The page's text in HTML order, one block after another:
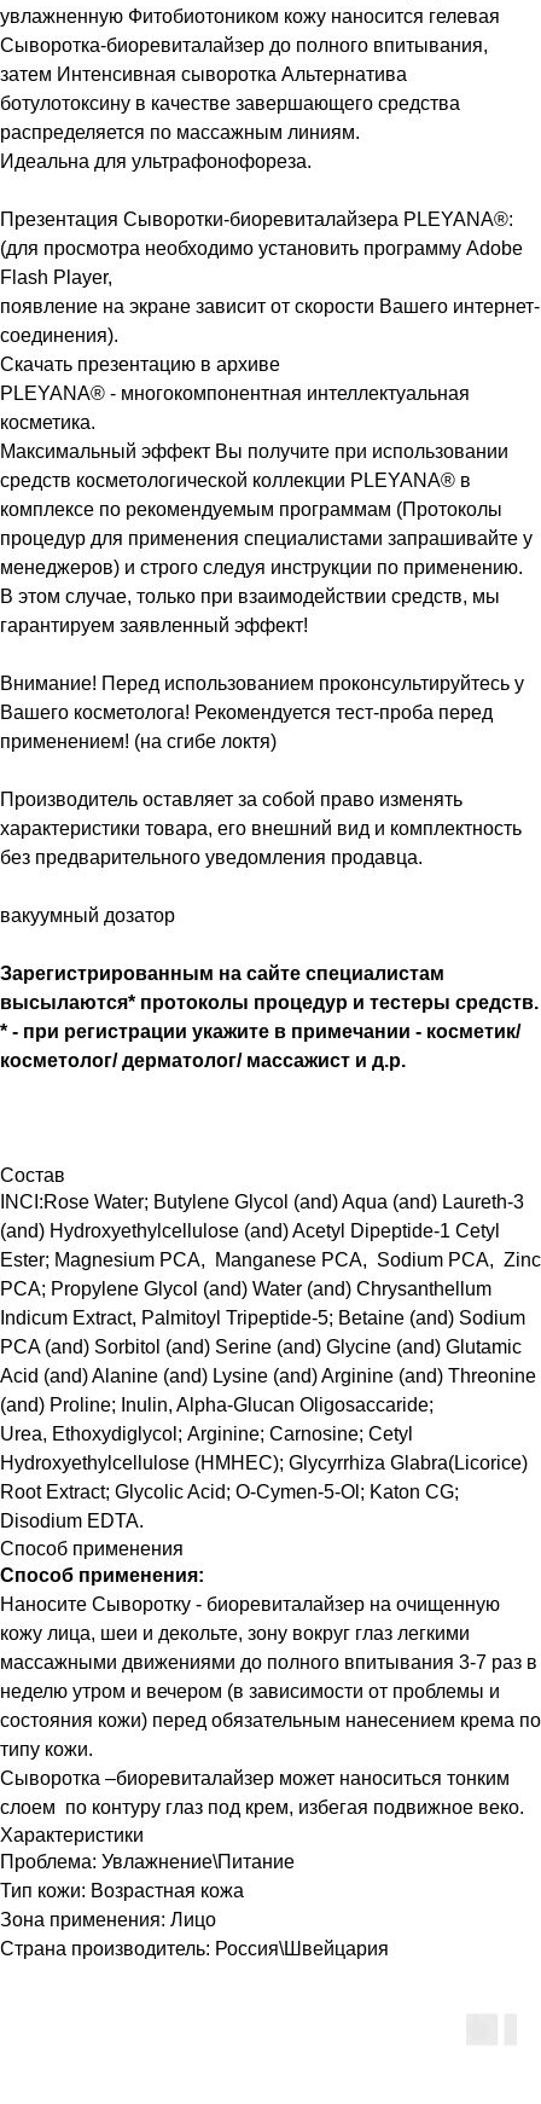
увлажненную Фитобиотоником кожу наносится гелевая
Сыворотка-биоревиталайзер до полного впитывания,
затем Интенсивная сыворотка Альтернатива
ботулотоксину в качестве завершающего средства
распределяется по массажным линиям.
Идеальна для ультрафонофореза.
Презентация Сыворотки-биоревиталайзера PLEYANA®:
(для просмотра необходимо установить программу Adobe
Flash Player,
появление на экране зависит от скорости Вашего интернет-
соединения).
Скачать презентацию в архиве
PLEYANA® - многокомпонентная интеллектуальная
косметика.
Максимальный эффект Вы получите при использовании
средств косметологической коллекции PLEYANA® в
комплексе по рекомендуемым программам (Протоколы
процедур для применения специалистами запрашивайте у
менеджеров) и строго следуя инструкции по применению.
В этом случае, только при взаимодействии средств, мы
гарантируем заявленный эффект!
Внимание! Перед использованием проконсультируйтесь у
Вашего косметолога! Рекомендуется тест-проба перед
применением! (на сгибе локтя)
Производитель оставляет за собой право изменять
характеристики товара, его внешний вид и комплектность
без предварительного уведомления продавца.
вакуумный дозатор
Зарегистрированным на сайте специалистам
высылаются* протоколы процедур и тестеры средств.
* - при регистрации укажите в примечании - косметик/
косметолог/ дерматолог/ массажист и д.р.
Состав
INCI:Rose Water; Butylene Glycol (and) Aqua (and) Laureth-3
(and) Hydroxyethylcellulose (and) Acetyl Dipeptide-1 Cetyl
Ester; Magnesium PCA, Manganese PCA, Sodium PCA, Zinc
PCA; Propylene Glycol (and) Water (and) Chrysanthellum
Indicum Extract, Palmitoyl Tripeptide-5; Betaine (and) Sodium
PCA (and) Sorbitol (and) Serine (and) Glycine (and) Glutamic
Acid (and) Alanine (and) Lysine (and) Arginine (and) Threonine
(and) Proline; Inulin, Alpha-Glucan Oligosaccaride;
Urea, Ethoxydiglycol; Arginine; Carnosine; Cetyl
Hydroxyethylcellulose (HMHEC); Glycyrrhiza Glabra(Licorice)
Root Extract; Glycolic Acid; O-Cymen-5-Ol; Katon CG;
Disodium EDTA.
Способ применения
Способ применения:
Наносите Сыворотку - биоревиталайзер на очищенную
кожу лица, шеи и декольте, зону вокруг глаз легкими
массажными движениями до полного впитывания 3-7 раз в
неделю утром и вечером (в зависимости от проблемы и
состояния кожи) перед обязательным нанесением крема по
типу кожи.
Сыворотка –биоревиталайзер может наноситься тонким
слоем по контуру глаз под крем, избегая подвижное веко.
Характеристики
Проблема: Увлажнение\Питание
Тип кожи: Возрастная кожа
Зона применения: Лицо
Страна производитель: Россия\Швейцария